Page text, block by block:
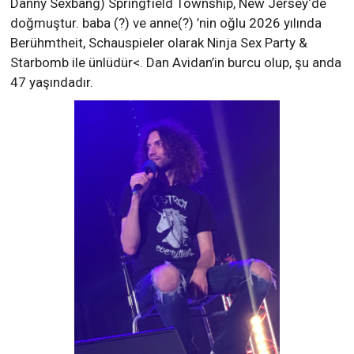
Danny Sexbang) Springfield Township, New Jersey‘de
doğmuştur. baba (?) ve anne(?) ’nin oğlu 2026 yılında
Berühmtheit, Schauspieler olarak Ninja Sex Party &
Starbomb ile ünlüdür<. Dan Avidan’in burcu olup, şu anda
47 yaşındadır.